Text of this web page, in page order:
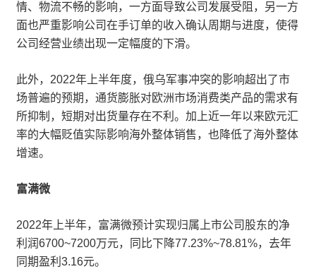
情、物流不畅的影响，一方面导致公司发展受阻，另一方
面也严重影响公司在手订单的收入确认周期与进度，使得
公司经营业绩出现一定幅度的下滑。
此外，2022年上半年度，俄乌军事冲突的影响超出了市
场普遍的预期，通货膨胀对欧洲市场消费类产品的需求有
所抑制，短期对出货量存在不利。加上近一年以来欧元汇
率的大幅贬值实际影响海外整体销售，也降低了海外整体
增速。
富满微
2022年上半年，富满微预计实现归属上市公司股东的净
利润6700~7200万元，同比下降77.23%~78.81%，去年
同期盈利3.16元。